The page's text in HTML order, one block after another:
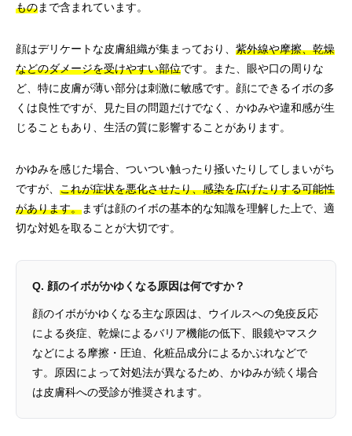
ものまで含まれています。
顔はデリケートな皮膚組織が集まっており、 紫外線や摩擦、乾燥
などのダメージを受けやすい部位です。また、眼や口の周りな
ど、特に皮膚が薄い部分は刺激に敏感です。顔にできるイボの多
くは良性ですが、見た目の問題だけでなく、かゆみや違和感が生
じることもあり、生活の質に影響することがあります。
かゆみを感じた場合、ついつい触ったり掻いたりしてしまいがち
ですが、 これが症状を悪化させたり、感染を広げたりする可能性
があります。まずは顔のイボの基本的な知識を理解した上で、適
切な対処を取ることが大切です。
Q. 顔のイボがかゆくなる原因は何ですか？
顔のイボがかゆくなる主な原因は、ウイルスへの免疫反応
による炎症、乾燥によるバリア機能の低下、眼鏡やマスク
などによる摩擦・圧迫、化粧品成分によるかぶれなどで
す。原因によって対処法が異なるため、かゆみが続く場合
は皮膚科への受診が推奨されます。